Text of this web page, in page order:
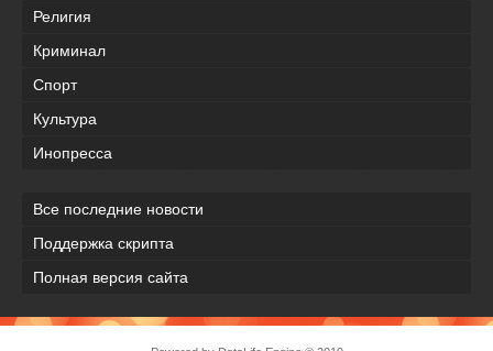
Религия
Криминал
Спорт
Культура
Инопресса
Все последние новости
Поддержка скрипта
Полная версия сайта